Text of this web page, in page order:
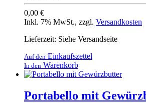
0,00 €
Inkl. 7% MwSt., zzgl. Versandkosten
Lieferzeit: Siehe Versandseite
Auf den Einkaufszettel
In den Warenkorb
Portabello mit